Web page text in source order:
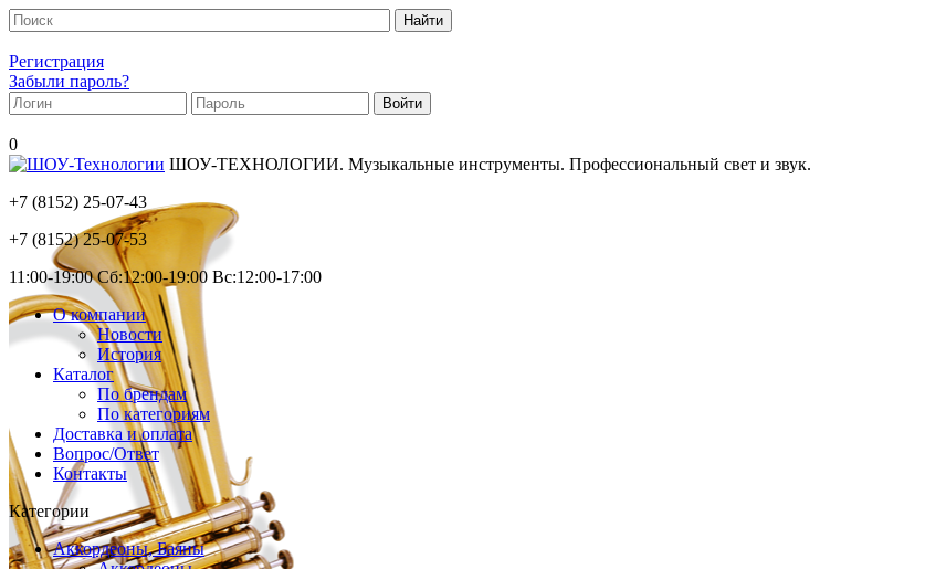
Регистрация
Забыли пароль?
0
ШОУ-ТЕХНОЛОГИИ. Музыкальные инструменты. Профессиональный свет и звук.
+7 (8152) 25-07-43
+7 (8152)25-07-53
11:00-19:00 Сб:12:00-19:00 Вс:12:00-17:00
О компании
Новости
История
Каталог
По брендам
По категориям
Доставка и оплата
Вопрос/Ответ
Контакты
Категории
Аккордеоны, Баяны